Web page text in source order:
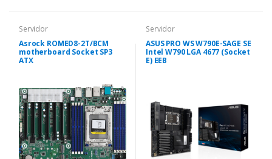
Servidor
Asrock ROMED8-2T/BCM
motherboard Socket SP3
ATX
Servidor
ASUS PRO WS W790E-SAGE SE
Intel W790 LGA 4677 (Socket
E) EEB